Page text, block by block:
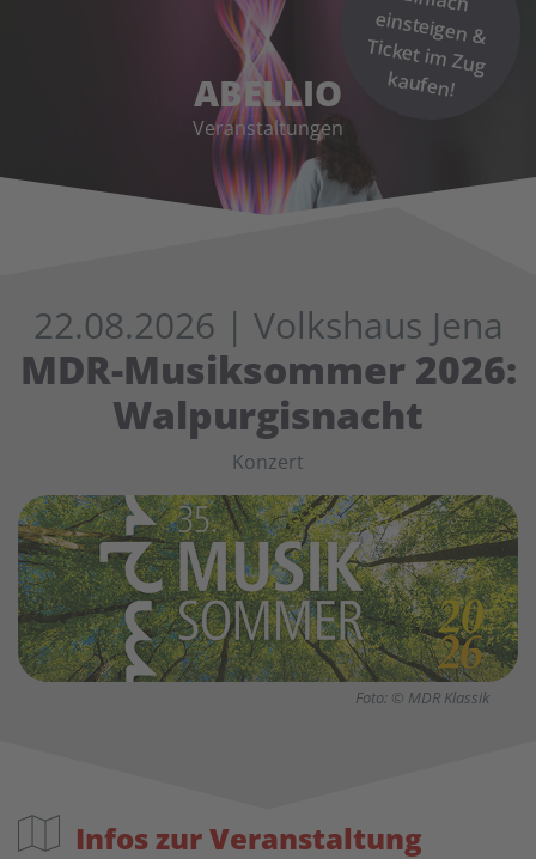
ABELLIO
Veranstaltungen
kaufen!
22.08.2026 | Volkshaus Jena
MDR-Musiksommer 2026:
Walpurgisnacht
Konzert
Foto: © MDR Klassik
Infos zur Veranstaltung